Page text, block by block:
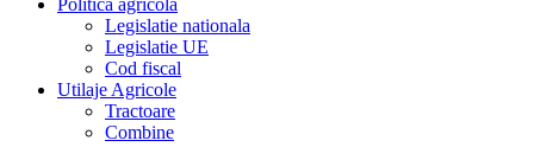
Politica agricola
Legislatie nationala
Legislatie UE
Cod fiscal
Utilaje Agricole
Tractoare
Combine